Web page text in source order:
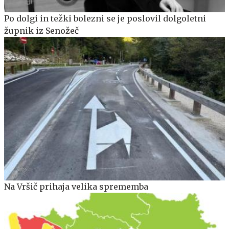
Po dolgi in težki bolezni se je poslovil dolgoletni
župnik iz Senožeč
Na Vršič prihaja velika sprememba